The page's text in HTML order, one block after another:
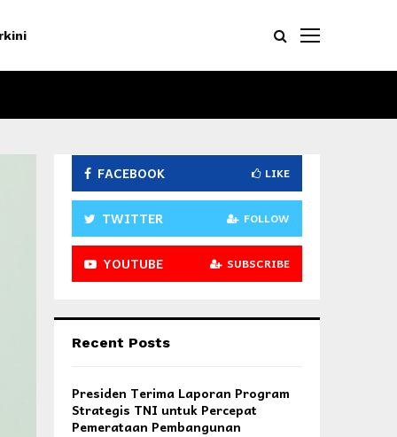
FACEBOOK LIKE
TWITTER FOLLOW
YOUTUBE SUBSCRIBE
Recent Posts
Presiden Terima Laporan Program
Strategis TNI untuk Percepat
Pemerataan Pembangunan